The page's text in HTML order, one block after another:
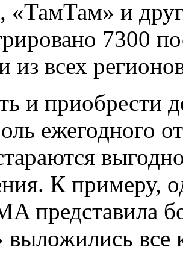
«ТамТам» и
7300
из всех
и приобрести
ежегодного
К примеру,
представила
выложились все